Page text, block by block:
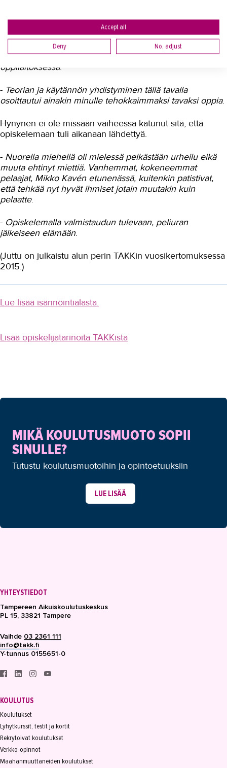
Opiskelu oli onneksi suhteellisen helppoa sovittaa työn
ja urheilun lomaan, kun suurin osa opiskelusta tapahtui
työpaikalla ja vain teoriaa opiskeltiin lähipäivillä
oppilaitoksessa.
- Teorian ja käytännön yhdistyminen tällä tavalla
osoittautui ainakin minulle tehokkaimmaksi tavaksi oppia.
Hynynen ei ole missään vaiheessa katunut sitä, että
opiskelemaan tuli aikanaan lähdettyä.
- Nuorella miehellä oli mielessä pelkästään urheilu eikä
muuta ehtinyt miettiä. Vanhemmat, kokeneemmat
pelaajat, Mikko Kavén etunenässä, kuitenkin patistivat,
että tehkää nyt hyvät ihmiset jotain muutakin kuin
pelaatte.
- Opiskelemalla valmistaudun tulevaan, peliuran
jälkeiseen elämään.
(Juttu on julkaistu alun perin TAKKin vuosikertomuksessa
2015.)
Lue lisää isännöintialasta.
Lisää opiskelijatarinoita TAKKista
MIKÄ KOULUTUSMUOTO SOPII
SINULLE?
Tutustu koulutusmuotoihin ja opintoetuuksiin
LUE LISÄÄ
YHTEYSTIEDOT
Tampereen Aikuiskoulutuskeskus
PL 15, 33821 Tampere
Vaihde 03 2361 111
info@takk.fi
Y-tunnus 0155651-0
KOULUTUS
Koulutukset
Lyhytkurssit, testit ja kortit
Rekrytoivat koulutukset
Verkko-opinnot
Maahanmuuttaneiden koulutukset
Accept all
Deny No, adjust